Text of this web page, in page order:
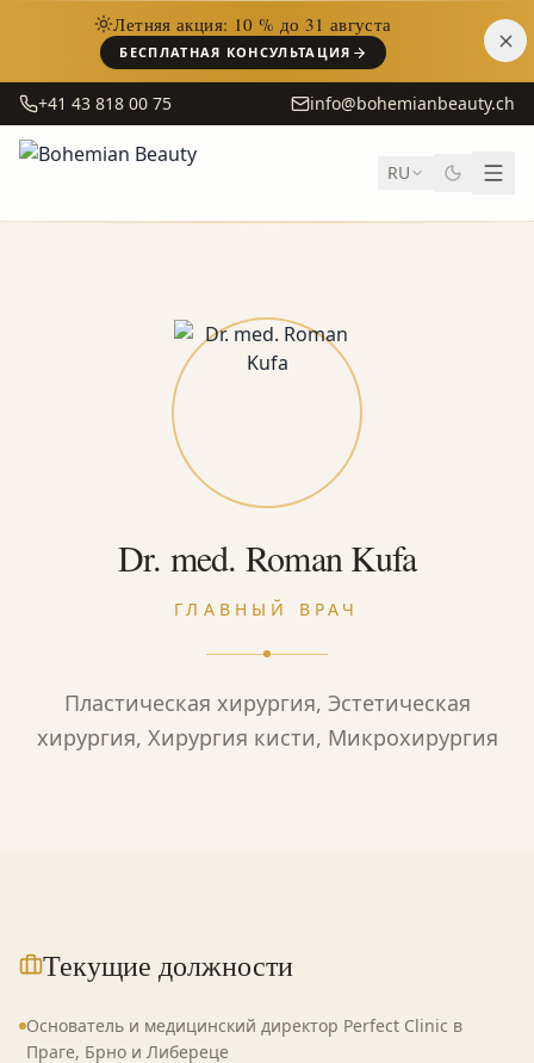
Летняя акция: 10 % до 31 августа
БЕСПЛАТНАЯ КОНСУЛЬТАЦИЯ
+41 43 818 00 75 info@bohemianbeauty.ch
RU
Dr. med. Roman Kufa
ГЛАВНЫЙ ВРАЧ
Пластическая хирургия, Эстетическая
хирургия, Хирургия кисти, Микрохирургия
Текущие должности
Основатель и медицинский директор Perfect Clinic в
Праге, Брно и Либереце